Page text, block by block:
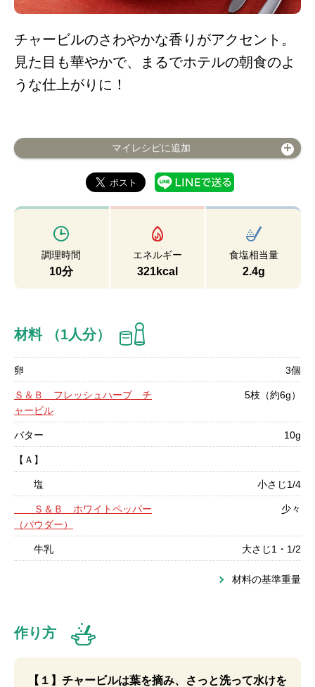
チャービルのさわやかな香りがアクセント。
見た目も華やかで、まるでホテルの朝食のよ
うな仕上がりに！
マイレシピに追加
調理時間
10分
エネルギー
321kcal
食塩相当量
2.4g
材料 （1人分）
卵 3個
Ｓ＆Ｂ フレッシュハーブ チ
ャービル
5枝（約6g）
バター 10g
【Ａ】
塩 小さじ1/4
Ｓ＆Ｂ ホワイトペッパー
（パウダー）
少々
牛乳 大さじ1・1/2
材料の基準重量
作り方
【１】チャービルは葉を摘み、さっと洗って水けを